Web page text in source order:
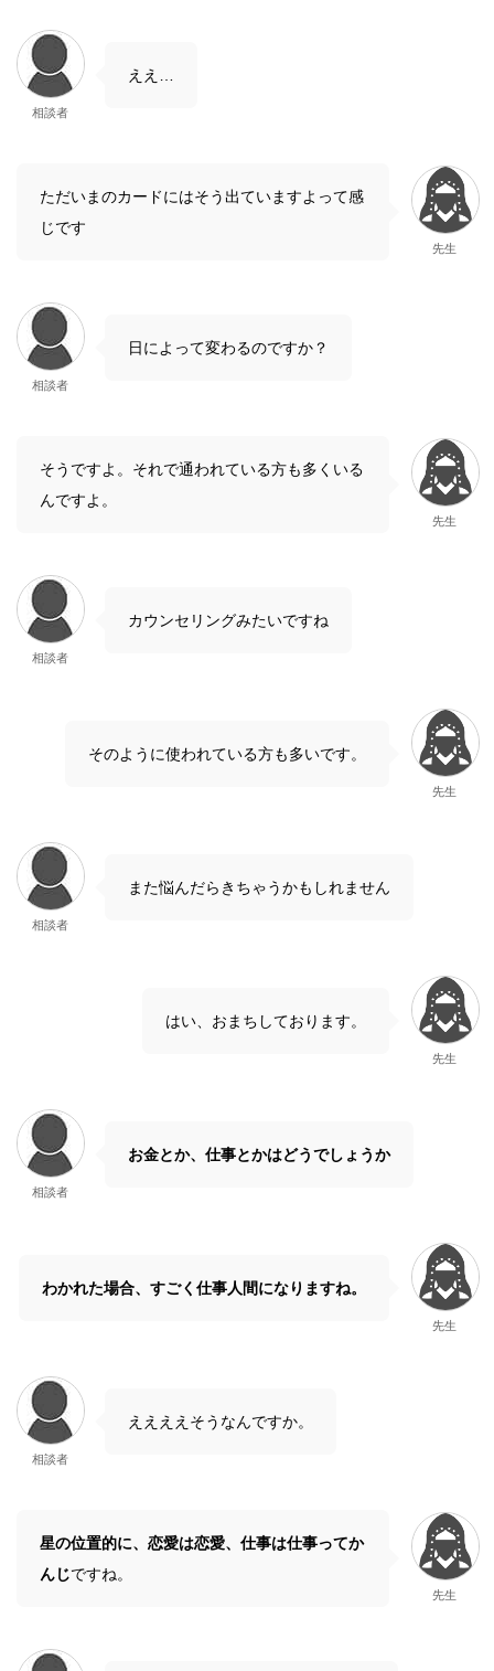
相談者
ええ…
ただいまのカードにはそう出ていますよって感
じです
先生
相談者
日によって変わるのですか？
そうですよ。それで通われている方も多くいる
んですよ。
先生
相談者
カウンセリングみたいですね
そのように使われている方も多いです。
先生
相談者
また悩んだらきちゃうかもしれません
はい、おまちしております。
先生
相談者
お金とか、仕事とかはどうでしょうか
わかれた場合、すごく仕事人間になりますね。
先生
相談者
ええええそうなんですか。
星の位置的に、恋愛は恋愛、仕事は仕事ってか
んじですね。
先生